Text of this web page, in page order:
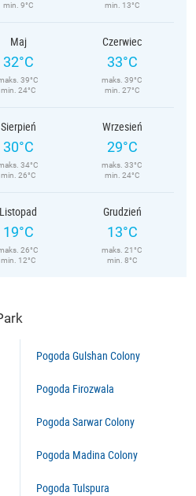
min. 9°C
min. 13°C
Maj
32°C
39°C
min. 24°C
Czerwiec
33°C
maks. 39°C
min. 27°C
Sierpień
30°C
34°C
min. 26°C
Wrzesień
29°C
maks. 33°C
min. 24°C
Listopad
19°C
26°C
min. 12°C
Grudzień
13°C
maks. 21°C
min. 8°C
Pogoda Gulshan Colony
Pogoda Firozwala
Pogoda Sarwar Colony
Pogoda Madina Colony
Pogoda Tulspura